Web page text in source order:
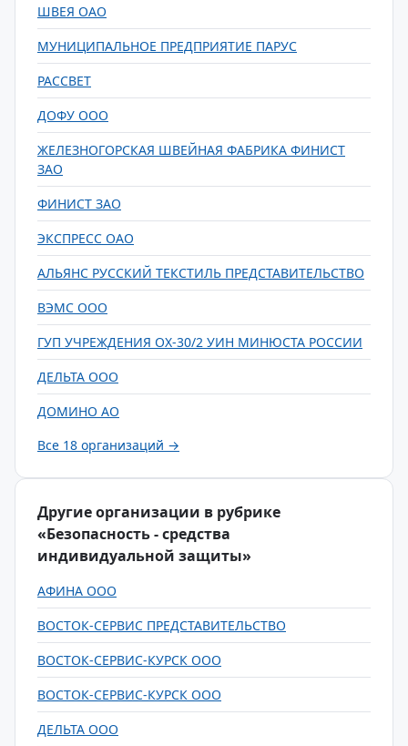
ШВЕЯ ОАО
МУНИЦИПАЛЬНОЕ ПРЕДПРИЯТИЕ ПАРУС
РАССВЕТ
ДОФУ ООО
ЖЕЛЕЗНОГОРСКАЯ ШВЕЙНАЯ ФАБРИКА ФИНИСТ
ЗАО
ФИНИСТ ЗАО
ЭКСПРЕСС ОАО
АЛЬЯНС РУССКИЙ ТЕКСТИЛЬ ПРЕДСТАВИТЕЛЬСТВО
ВЭМС ООО
ГУП УЧРЕЖДЕНИЯ ОХ-30/2 УИН МИНЮСТА РОССИИ
ДЕЛЬТА ООО
ДОМИНО АО
Все 18 организаций →
Другие организации в рубрике
«Безопасность - средства
индивидуальной защиты»
АФИНА ООО
ВОСТОК-СЕРВИС ПРЕДСТАВИТЕЛЬСТВО
ВОСТОК-СЕРВИС-КУРСК ООО
ВОСТОК-СЕРВИС-КУРСК ООО
ДЕЛЬТА ООО